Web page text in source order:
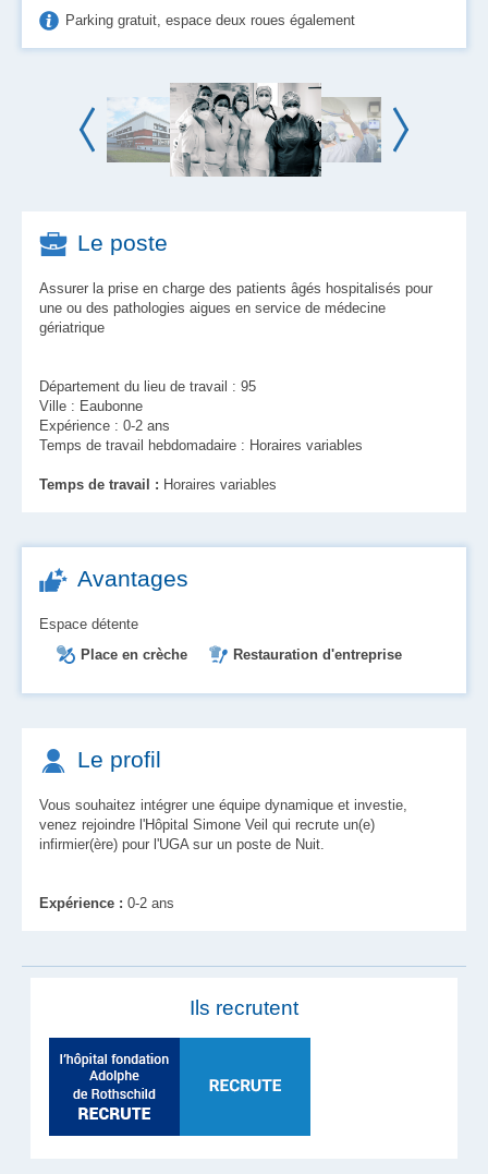
Parking gratuit, espace deux roues également
Le poste
Assurer la prise en charge des patients âgés hospitalisés pour
une ou des pathologies aigues en service de médecine
gériatrique
Département du lieu de travail : 95
Ville : Eaubonne
Expérience : 0-2 ans
Temps de travail hebdomadaire : Horaires variables
Temps de travail : Horaires variables
Avantages
Espace détente
Place en crèche
Restauration d'entreprise
Le profil
Vous souhaitez intégrer une équipe dynamique et investie,
venez rejoindre l'Hôpital Simone Veil qui recrute un(e)
infirmier(ère) pour l'UGA sur un poste de Nuit.
Expérience : 0-2 ans
Ils recrutent